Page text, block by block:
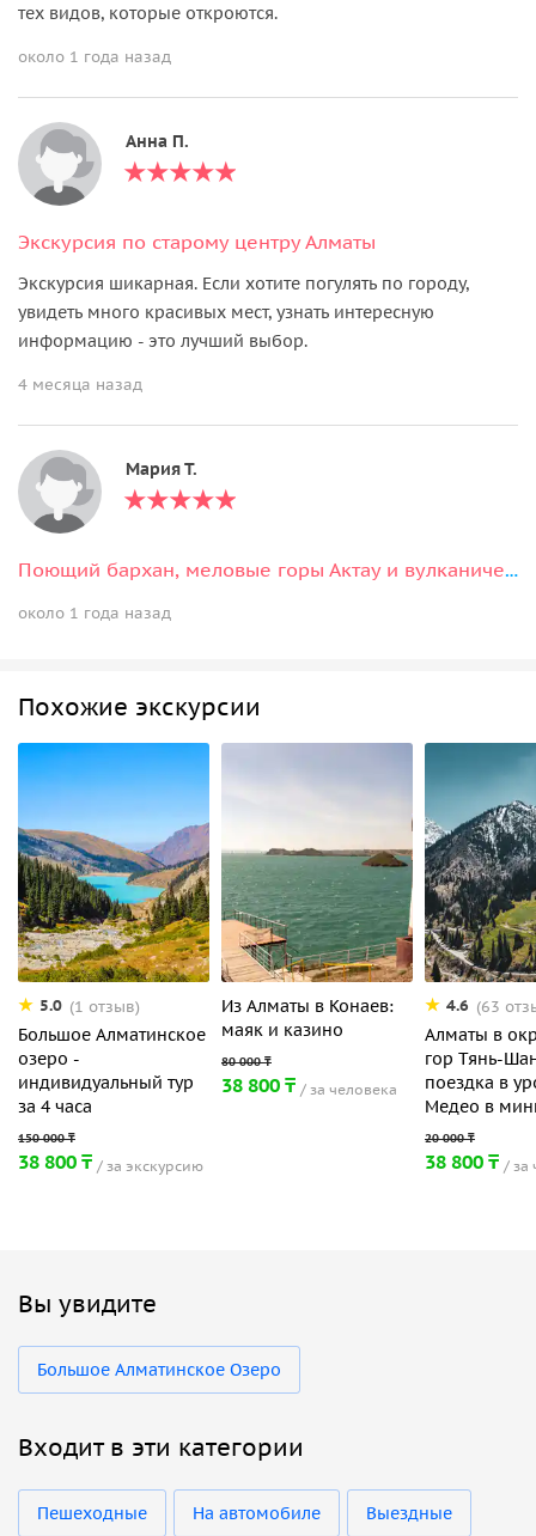
тех видов, которые откроются.
около 1 года назад
Анна П.
Экскурсия по старому центру Алматы
Экскурсия шикарная. Если хотите погулять по городу,
увидеть много красивых мест, узнать интересную
информацию - это лучший выбор.
4 месяца назад
Мария Т.
Поющий бархан, меловые горы Актау и вулканические горы Катутау
около 1 года назад
Похожие экскурсии
5.0 (1 отзыв)
Большое Алматинское
озеро -
индивидуальный тур
за 4 часа
38 800 ₸ за экскурсию
Из Алматы в Конаев:
маяк и казино
38 800 ₸ за человека
4.6 (63
Алматы в
гор Тянь-
поездка в
Медео в
38 800 ₸ за
Вы увидите
Большое Алматинское Озеро
Входит в эти категории
Пешеходные На автомобиле Выездные